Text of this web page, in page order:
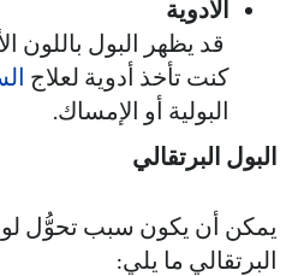
الأدوية
قد يظهر البول باللون
كنت تأخذ أدوية لعلاج
البولية أو الإمساك.
البول البرتقالي
يمكن أن يكون سبب تحوُّل
البرتقالي ما يلي: